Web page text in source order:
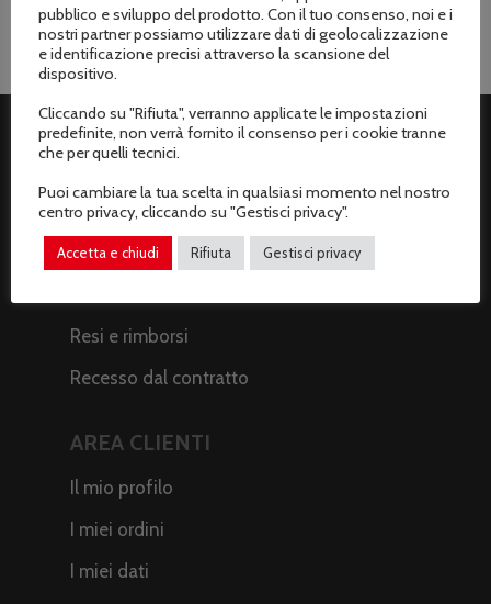
ASSISTENZA CLIENTI
Spedizioni
Metodi di pagamento
Resi e rimborsi
Recesso dal contratto
AREA CLIENTI
Il mio profilo
I miei ordini
I miei dati
pubblico e sviluppo del prodotto. Con il tuo consenso, noi e i
nostri partner possiamo utilizzare dati di geolocalizzazione
e identificazione precisi attraverso la scansione del
dispositivo.
Cliccando su "Rifiuta", verranno applicate le impostazioni
predefinite, non verrà fornito il consenso per i cookie tranne
che per quelli tecnici.
Puoi cambiare la tua scelta in qualsiasi momento nel nostro
centro privacy, cliccando su "Gestisci privacy".
Accetta e chiudi Rifiuta Gestisci privacy